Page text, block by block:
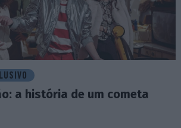
a história de um cometa